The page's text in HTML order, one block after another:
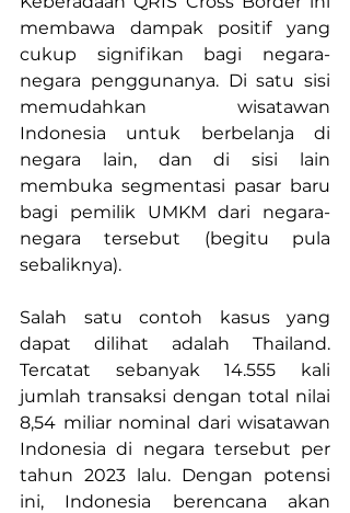
membawa dampak positif yang
cukup signifikan bagi negara-
negara penggunanya. Di satu sisi
memudahkan wisatawan
Indonesia untuk berbelanja di
negara lain, dan di sisi lain
membuka segmentasi pasar baru
bagi pemilik UMKM dari negara-
negara tersebut (begitu pula
sebaliknya).
Salah satu contoh kasus yang
Tercatat sebanyak 14.555 kali
jumlah transaksi dengan total nilai
8,54 miliar nominal dari wisatawan
Indonesia di negara tersebut per
tahun 2023 lalu. Dengan potensi
ini, Indonesia berencana akan